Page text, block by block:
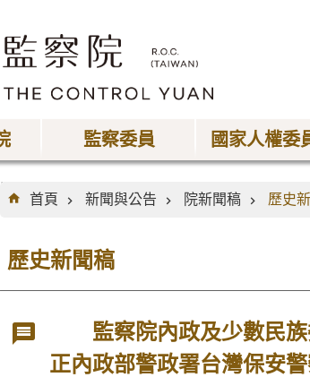
監察委員 國家人權委
:::
首頁
新聞與公告 院新聞稿 歷史
歷史新聞稿
監察院內政及少數民族
正內政部警政署台灣保安